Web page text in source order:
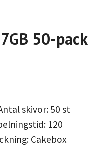
50-pack
skivor: 50 st
120
Cakebox